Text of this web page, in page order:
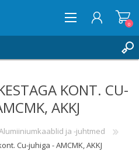
0
KONT. CU-
AKKJ
ja -juhtmed
Cu-juhiga - AMCMK, AKKJ